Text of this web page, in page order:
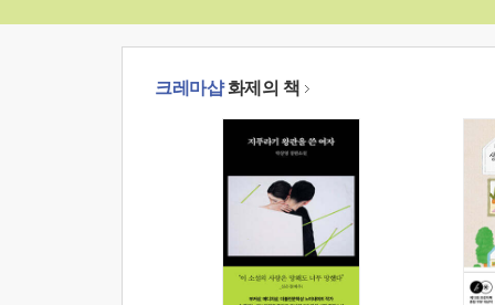
크레마샵화제의 책